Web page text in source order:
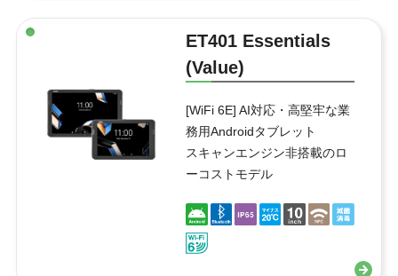
ET401 Essentials
(Value)
[WiFi 6E] AI対応・高堅牢な業
務用Androidタブレット
スキャンエンジン非搭載のロ
ーコストモデル